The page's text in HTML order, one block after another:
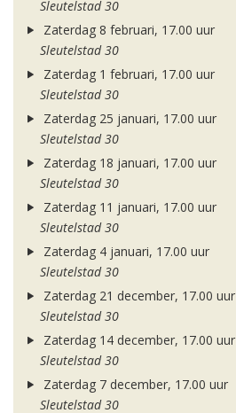
Sleutelstad 30
Zaterdag 8 februari, 17.00 uur
Sleutelstad 30
Zaterdag 1 februari, 17.00 uur
Sleutelstad 30
Zaterdag 25 januari, 17.00 uur
Sleutelstad 30
Zaterdag 18 januari, 17.00 uur
Sleutelstad 30
Zaterdag 11 januari, 17.00 uur
Sleutelstad 30
Zaterdag 4 januari, 17.00 uur
Sleutelstad 30
Zaterdag 21 december, 17.00 uur
Sleutelstad 30
Zaterdag 14 december, 17.00 uur
Sleutelstad 30
Zaterdag 7 december, 17.00 uur
Sleutelstad 30